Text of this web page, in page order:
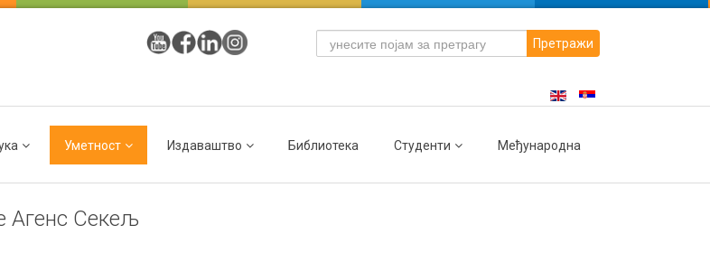
Претражи
Уметност Издаваштво Библиотека Студенти Међународна
Агенс Секељ